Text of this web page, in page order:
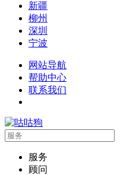
新疆
柳州
深圳
宁波
网站导航
帮助中心
联系我们
服务
顾问